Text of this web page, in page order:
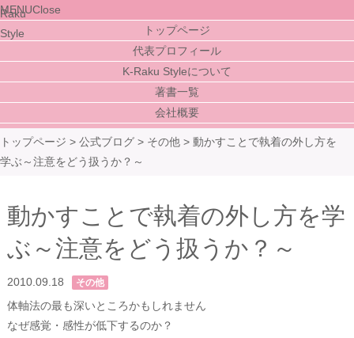
MENUClose
トップページ
代表プロフィール
K-Raku Styleについて
著書一覧
会社概要
トップページ > 公式ブログ > その他 > 動かすことで執着の外し方を
学ぶ～注意をどう扱うか？～
動かすことで執着の外し方を学
ぶ～注意をどう扱うか？～
2010.09.18 その他
体軸法の最も深いところかもしれません
なぜ感覚・感性が低下するのか？